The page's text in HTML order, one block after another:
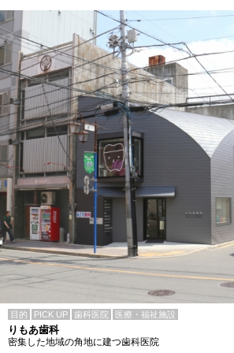
目的 PICK UP 歯科医院 医療・福祉施設
りもあ歯科
密集した地域の角地に建つ歯科医院